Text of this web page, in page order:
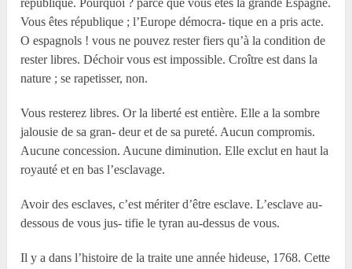
république. Pourquoi ? parce que vous êtes la grande Espagne.
Vous êtes république ; l’Europe démocra- tique en a pris acte.
O espagnols ! vous ne pouvez rester fiers qu’à la condition de
rester libres. Déchoir vous est impossible. Croître est dans la
nature ; se rapetisser, non.
Vous resterez libres. Or la liberté est entière. Elle a la sombre
jalousie de sa gran- deur et de sa pureté. Aucun compromis.
Aucune concession. Aucune diminution. Elle exclut en haut la
royauté et en bas l’esclavage.
Avoir des esclaves, c’est mériter d’être esclave. L’esclave au-
dessous de vous jus- tifie le tyran au-dessus de vous.
Il y a dans l’histoire de la traite une année hideuse, 1768. Cette